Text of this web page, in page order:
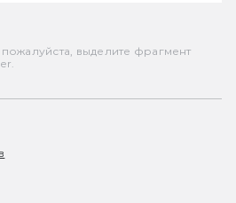
выделите фрагмент